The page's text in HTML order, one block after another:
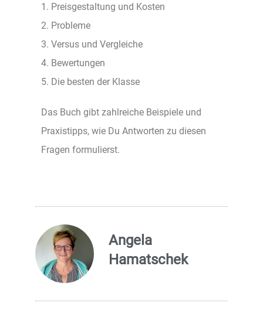
1. Preisgestaltung und Kosten
2. Probleme
3. Versus und Vergleiche
4. Bewertungen
5. Die besten der Klasse
Das Buch gibt zahlreiche Beispiele und
Praxistipps, wie Du Antworten zu diesen
Fragen formulierst.
Angela
Hamatschek